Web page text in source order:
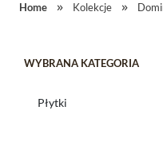
Home Kolekcje
WYBRANA KATEGORIA